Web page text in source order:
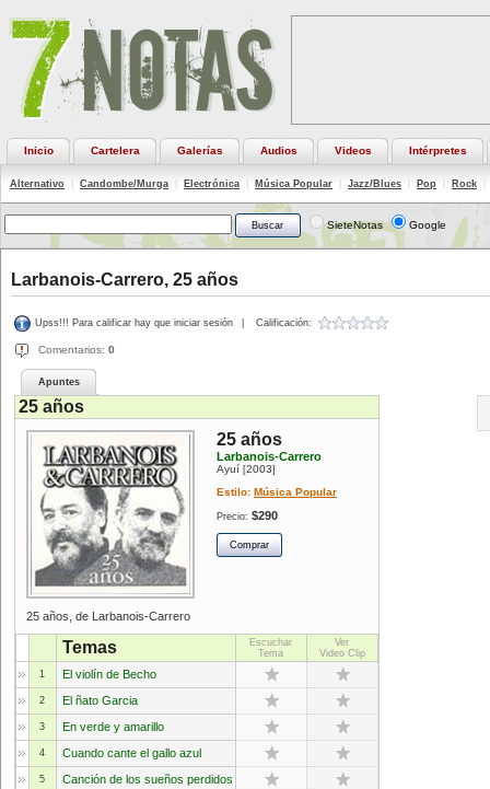
Inicio Cartelera Galerías Audios Videos Intérpretes
Alternativo Candombe/Murga Electrónica Música Popular Jazz/Blues Pop Rock
SieteNotas Google
Larbanois-Carrero, 25 años
Upss!!! Para calificar hay que iniciar sesión Calificación:
Comentarios: 0
Apuntes
25 años
25 años
Larbanois-Carrero
Ayuí [2003]
Estilo: Música Popular
Precio: $290
25 años, de Larbanois-Carrero
Temas
Escuchar
Tema
Ver
Video Clip
1
El violín de Becho
2 El ñato Garcia
3 En verde y amarillo
4 Cuando cante el gallo azul
5 Canción de los sueños perdidos